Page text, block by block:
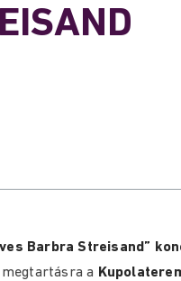
Barbra Streisand”
a